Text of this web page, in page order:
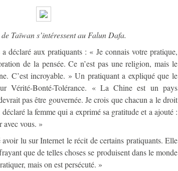
Taïwan s’intéressent au Falun Dafa.
déclaré aux pratiquants : « Je connais votre pratique,
de la pensée. Ce n’est pas une religion, mais le
C’est incroyable. » Un pratiquant a expliqué que le
Vérité-Bonté-Tolérance. « La Chine est un pays
pas être gouvernée. Je crois que chacun a le droit
la femme qui a exprimé sa gratitude et a ajouté :
avec vous. »
avoir lu sur Internet le récit de certains pratiquants. Elle
que de telles choses se produisent dans le monde
mais on est persécuté. »